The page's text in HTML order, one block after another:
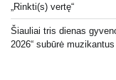
„Rinkti(s) vertę“
Šiauliai tris dienas
2026“ subūrė